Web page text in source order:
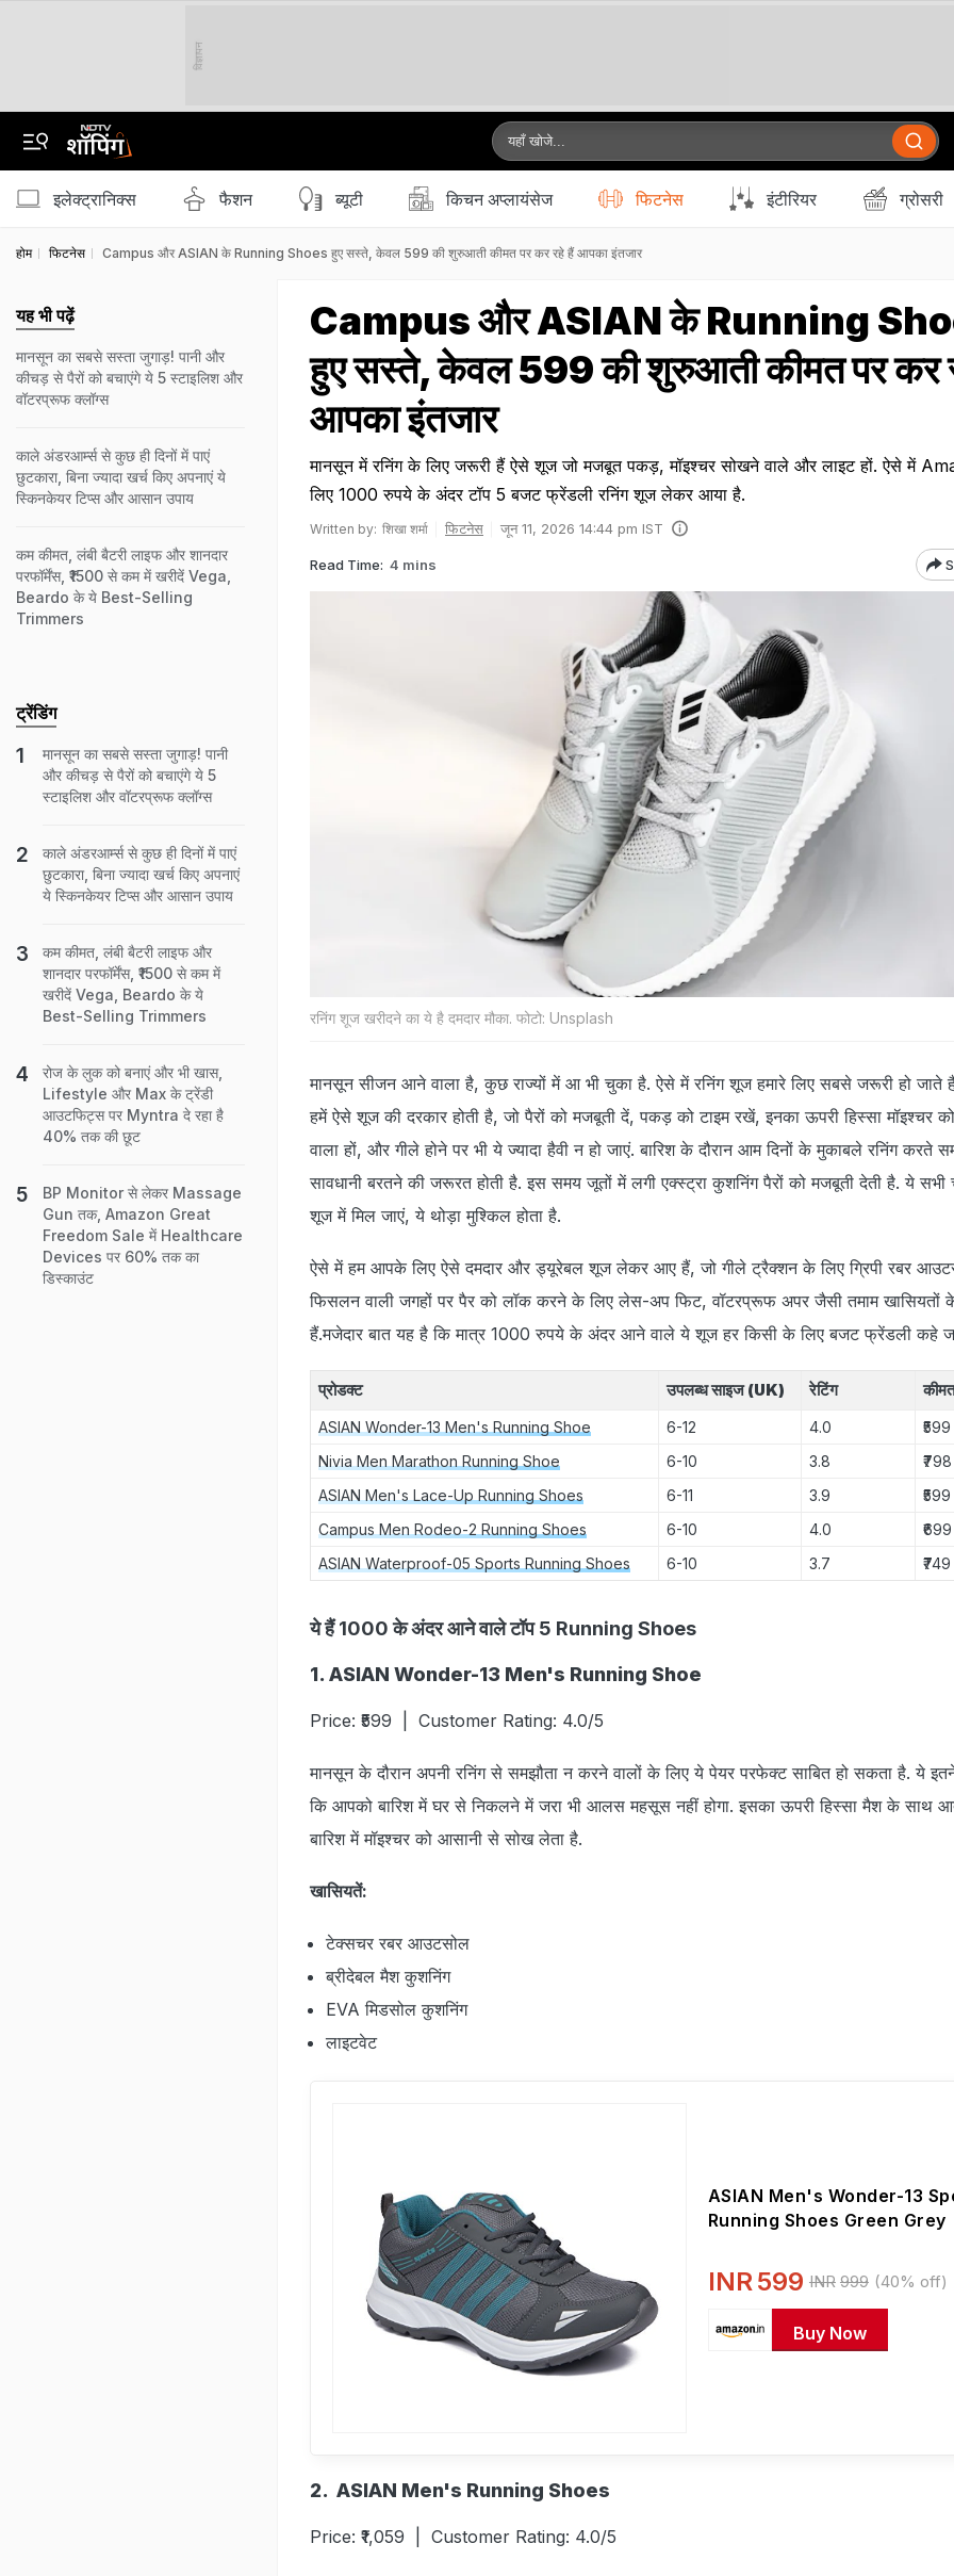
विज्ञापन
इलेक्ट्रानिक्स फैशन ब्‍यूटी किचन अप्लायंसेज फिटनेस इंटीरियर ग्रोसरी
होम फिटनेस Campus और ASIAN के Running Shoes हुए सस्‍ते, केवल ₹599 की शुरुआती कीमत पर कर रहे हैं आपका इंतजार
Campus और ASIAN के Running
हुए सस्‍ते, केवल ₹599 की शुरुआती कीमत पर कर
आपका इंतजार
मानसून में रनिंग के लिए जरूरी हैं ऐसे शूज जो मजबूत पकड़, मॉइश्चर सोखने वाले और लाइट हों. ऐसे में
लिए 1000 रुपये के अंदर टॉप 5 बजट फ्रेंडली रनिंग शूज लेकर आया है.
Written by: शिखा शर्मा फिटनेस जून 11, 2026 14:44 pm IST
Read Time: 4 mins
रनिंग शूज खरीदने का ये है दमदार मौका. फोटो: Unsplash
मानसून सीजन आने वाला है, कुछ राज्‍यों में आ भी चुका है. ऐसे में रनिंग शूज हमारे लिए सबसे जरूरी हो जाते
हमें ऐसे शूज की दरकार होती है, जो पैरों को मजबूती दें, पकड़ को टाइम रखें, इनका ऊपरी हिस्‍सा मॉइश्‍चर
वाला हों, और गीले होने पर भी ये ज्‍यादा हैवी न हो जाएं. बारिश के दौरान आम दिनों के मुकाबले रनिंग करते
सावधानी बरतने की जरूरत होती है. इस समय जूतों में लगी एक्‍स्‍ट्रा कुशनिंग पैरों को मजबूती देती है. ये सभी
शूज में मिल जाएं, ये थोड़ा मुश्किल होता है.
ऐसे में हम आपके लिए ऐसे दमदार और ड्यूरेबल शूज लेकर आए हैं, जो गीले ट्रैक्शन के लिए ग्रिपी रबर
फिसलन वाली जगहों पर पैर को लॉक करने के लिए लेस-अप फिट, वॉटरप्रूफ अपर जैसी तमाम
हैं.मजेदार बात यह है कि मात्र 1000 रुपये के अंदर आने वाले ये शूज हर किसी के लिए बजट फ्रेंडली कहे
प्रोडक्‍ट उपलब्‍ध साइज (UK) रेटिंग कीमत
ASIAN Wonder-13 Men's Running Shoe 6-12 4.0
₹599
Nivia Men Marathon Running Shoe
6-10 3.8
₹798
ASIAN Men's Lace-Up Running Shoes
6-11 3.9
₹599
Campus Men Rodeo-2 Running Shoes
6-10 4.0
₹699
ASIAN Waterproof-05 Sports Running Shoes
6-10 3.7 ₹749
ये हैं 1000 के अंदर आने वाले टॉप 5 Running Shoes
1. ASIAN Wonder-13 Men's Running Shoe
Price: ₹599 | Customer Rating: 4.0/5
मानसून के दौरान अपनी रनिंग से समझौता न करने वालों के लिए ये पेयर परफेक्‍ट साबित हो सकता है. ये
कि आपको बारिश में घर से निकलने में जरा भी आलस महसूस नहीं होगा. इसका ऊपरी हिस्‍सा मैश के साथ
बारिश में मॉइश्‍चर को आसानी से सोख लेता है.
खासियतें:
टेक्‍सचर रबर आउटसोल
ब्रीदेबल मैश कुशनिंग
EVA मिडसोल कुशनिंग
लाइटवेट
ASIAN Men's Wonder-13
Running Shoes Green Grey
INR599 INR 999 (40% off)
Buy Now
2. ASIAN Men's Running Shoes
Price: ₹1,059 | Customer Rating: 4.0/5
यह भी पढ़ें
मानसून का सबसे सस्ता जुगाड़! पानी और
कीचड़ से पैरों को बचाएंगे ये 5 स्टाइलिश और
वॉटरप्रूफ क्लॉग्स
काले अंडरआर्म्स से कुछ ही दिनों में पाएं
छुटकारा, बिना ज्यादा खर्च किए अपनाएं ये
स्किनकेयर टिप्स और आसान उपाय
कम कीमत, लंबी बैटरी लाइफ और शानदार
परफॉर्मेंस, ₹1500 से कम में खरीदें Vega,
Beardo के ये Best-Selling
Trimmers
ट्रेंडिंग
मानसून का सबसे सस्ता जुगाड़! पानी
और कीचड़ से पैरों को बचाएंगे ये 5
स्टाइलिश और वॉटरप्रूफ क्लॉग्स
काले अंडरआर्म्स से कुछ ही दिनों में पाएं
छुटकारा, बिना ज्यादा खर्च किए अपनाएं
ये स्किनकेयर टिप्स और आसान उपाय
कम कीमत, लंबी बैटरी लाइफ और
शानदार परफॉर्मेंस, ₹1500 से कम में
खरीदें Vega, Beardo के ये
Best-Selling Trimmers
रोज के लुक को बनाएं और भी खास,
Lifestyle और Max के ट्रेंडी
आउटफिट्स पर Myntra दे रहा है
40% तक की छूट
BP Monitor से लेकर Massage
Gun तक, Amazon Great
Freedom Sale में Healthcare
Devices पर 60% तक का
डिस्काउंट